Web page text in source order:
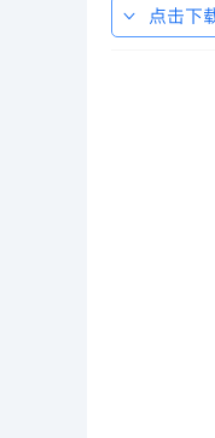
点击下